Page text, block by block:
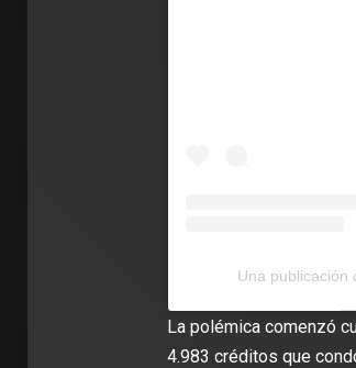
Una publicación
La polémica comenzó
4.983 créditos que